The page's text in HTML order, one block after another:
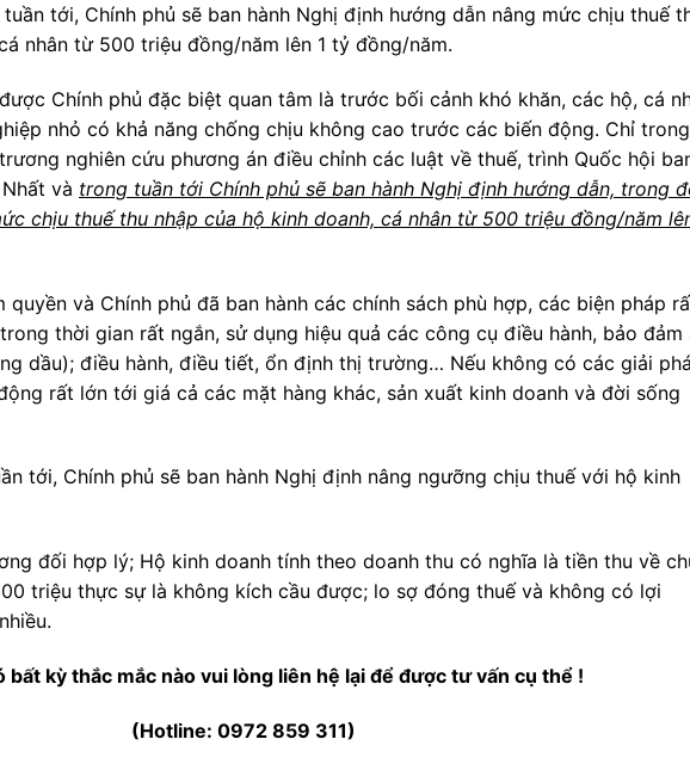
tới, Chính phủ sẽ ban hành Nghị định hướng dẫn nâng mức chịu thuế
nhân từ 500 triệu đồng/năm lên 1 tỷ đồng/năm.
Chính phủ đặc biệt quan tâm là trước bối cảnh khó khăn, các hộ, cá
nhỏ có khả năng chống chịu không cao trước các biến động. Chỉ
nghiên cứu phương án điều chỉnh các luật về thuế, trình Quốc hội
và trong tuần tới Chính phủ sẽ ban hành Nghị định hướng dẫn, trong
chịu thuế thu nhập của hộ kinh doanh, cá nhân từ 500 triệu đồng/năm
và Chính phủ đã ban hành các chính sách phù hợp, các biện pháp
thời gian rất ngắn, sử dụng hiệu quả các công cụ điều hành, bảo đảm
dầu); điều hành, điều tiết, ổn định thị trường… Nếu không có các giải
rất lớn tới giá cả các mặt hàng khác, sản xuất kinh doanh và đời sống
tới, Chính phủ sẽ ban hành Nghị định nâng ngưỡng chịu thuế với hộ kinh
đối hợp lý; Hộ kinh doanh tính theo doanh thu có nghĩa là tiền thu về
triệu thực sự là không kích cầu được; lo sợ đóng thuế và không có lợi
bất kỳ thắc mắc nào vui lòng liên hệ lại để được tư vấn cụ thể !
(Hotline: 0972 859 311)